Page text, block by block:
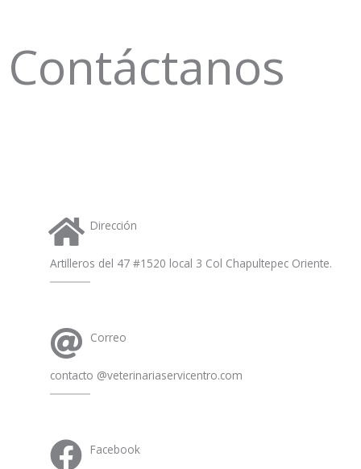
Contáctanos
Dirección
Artilleros del 47 #1520 local 3 Col Chapultepec Oriente.
Correo
contacto @veterinariaservicentro.com
Facebook